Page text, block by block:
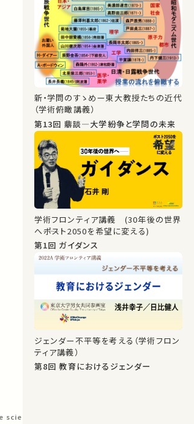
science of learning (Class session video)
新・学問のすゝめー東大教授たちの近代
（学術俯瞰講義）
第13回 鼎談―大学紛争と学問の未来
学術フロンティア講義 (30年後の世界
へ――ポスト2050を希望に変える)
第1回 ガイダンス
ジェンダー不平等を考える（学術フロン
ティア講義）
第8回 教育におけるジェンダー